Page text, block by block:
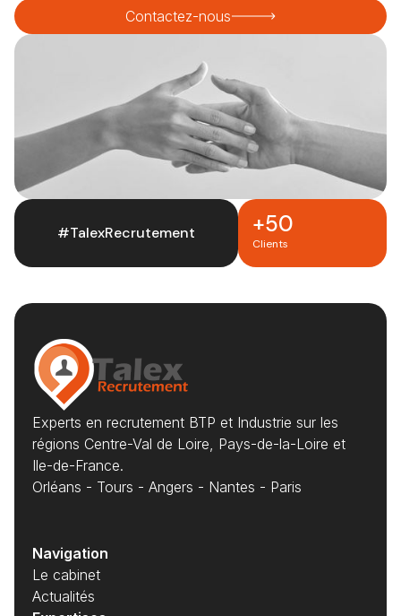
Contactez-nous
#TalexRecrutement +50
Clients
Experts en recrutement BTP et Industrie sur les
régions Centre-Val de Loire, Pays-de-la-Loire et
Ile-de-France.
Orléans - Tours - Angers - Nantes - Paris
Navigation
Le cabinet
Actualités